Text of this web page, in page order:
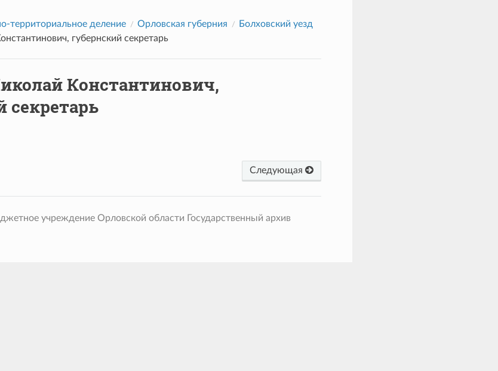
территориальное деление Орловская губерния
Болховский уезд
губернский секретарь
Константинович,
секретарь
Следующая
учреждение Орловской области Государственный архив